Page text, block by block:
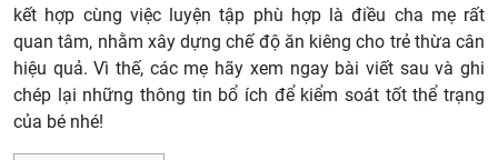
kết hợp cùng việc luyện tập phù hợp là điều cha mẹ rất
quan tâm, nhằm xây dựng chế độ ăn kiêng cho trẻ thừa cân
hiệu quả. Vì thế, các mẹ hãy xem ngay bài viết sau và ghi
chép lại những thông tin bổ ích để kiểm soát tốt thể trạng
của bé nhé!